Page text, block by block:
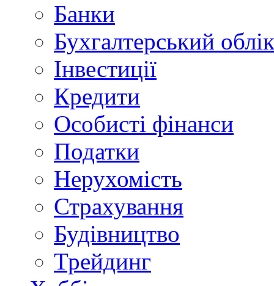
Банки
Бухгалтерський облік
Інвестиції
Кредити
Особисті фінанси
Податки
Нерухомість
Страхування
Будівництво
Трейдинг